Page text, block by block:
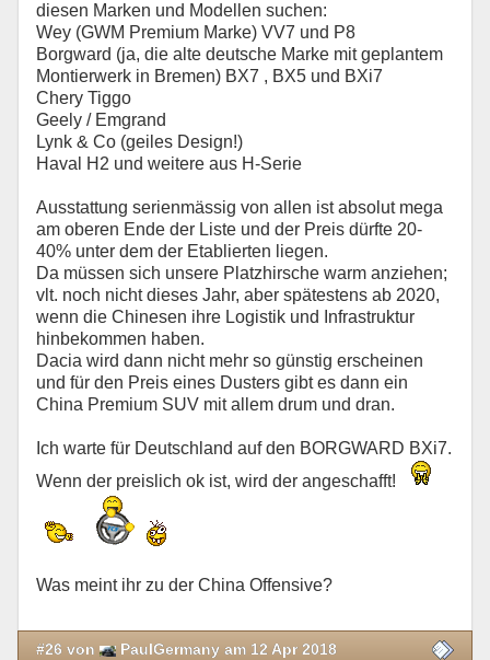
diesen Marken und Modellen suchen:
Wey (GWM Premium Marke) VV7 und P8
Borgward (ja, die alte deutsche Marke mit geplantem
Montierwerk in Bremen) BX7 , BX5 und BXi7
Chery Tiggo
Geely / Emgrand
Lynk & Co (geiles Design!)
Haval H2 und weitere aus H-Serie
Ausstattung serienmässig von allen ist absolut mega
am oberen Ende der Liste und der Preis dürfte 20-
40% unter dem der Etablierten liegen.
Da müssen sich unsere Platzhirsche warm anziehen;
vlt. noch nicht dieses Jahr, aber spätestens ab 2020,
wenn die Chinesen ihre Logistik und Infrastruktur
hinbekommen haben.
Dacia wird dann nicht mehr so günstig erscheinen
und für den Preis eines Dusters gibt es dann ein
China Premium SUV mit allem drum und dran.
Ich warte für Deutschland auf den BORGWARD BXi7.
Wenn der preislich ok ist, wird der angeschafft!
Was meint ihr zu der China Offensive?
#26 von PaulGermany am 12 Apr 2018